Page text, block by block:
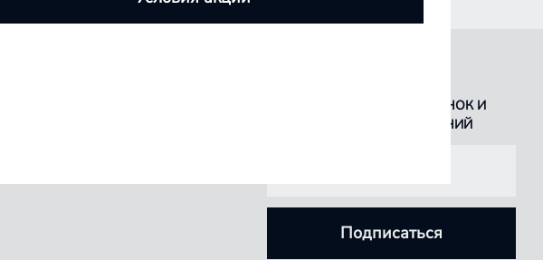
БУДЬТЕ В КУРСЕ ВСЕХ НОВИНОК И
СПЕЦИАЛЬНЫХ ПРЕДЛОЖЕНИЙ
Подписаться